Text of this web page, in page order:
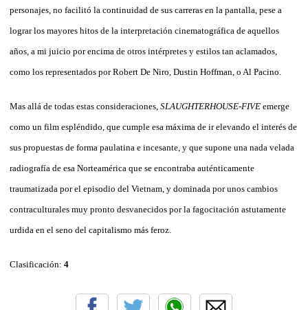
personajes, no facilitó la continuidad de sus carreras en la pantalla, pese a
lograr los mayores hitos de la interpretación cinematográfica de aquellos
años, a mi juicio por encima de otros intérpretes y estilos tan aclamados,
como los representados por Robert De Niro, Dustin Hoffman, o Al Pacino.
Mas allá de todas estas consideraciones, SLAUGHTERHOUSE-FIVE emerge
como un film espléndido, que cumple esa máxima de ir elevando el interés de
sus propuestas de forma paulatina e incesante, y que supone una nada velada
radiografía de esa Norteamérica que se encontraba auténticamente
traumatizada por el episodio del Vietnam, y dominada por unos cambios
contraculturales muy pronto desvanecidos por la fagocitación astutamente
urdida en el seno del capitalismo más feroz.
Clasificación: 4